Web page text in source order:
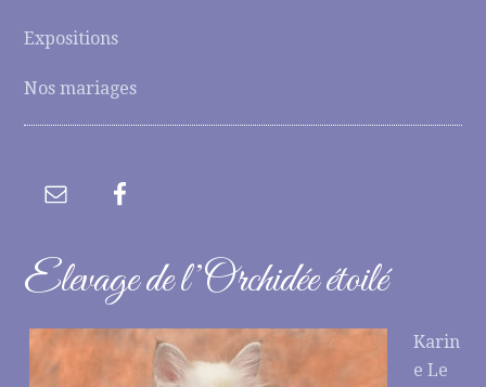
Expositions
Nos mariages
Elevage de l’Orchidée étoilé
Karin
e Le